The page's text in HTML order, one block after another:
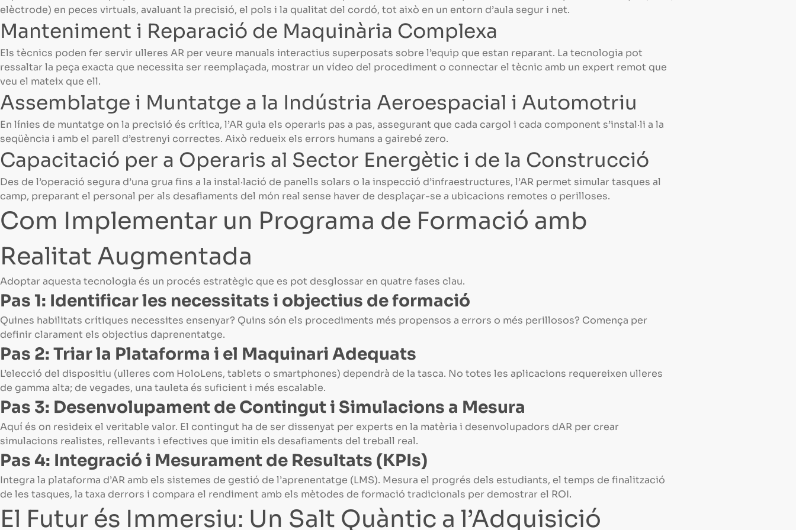
elèctrode) en peces virtuals, avaluant la precisió, el pols i la qualitat del cordó, tot això en un entorn d’aula segur i net.
Manteniment i Reparació de Maquinària Complexa
Els tècnics poden fer servir ulleres AR per veure manuals interactius superposats sobre l’equip que estan reparant. La tecnologia pot
ressaltar la peça exacta que necessita ser reemplaçada, mostrar un vídeo del procediment o connectar el tècnic amb un expert remot que
veu el mateix que ell.
Assemblatge i Muntatge a la Indústria Aeroespacial i Automotriu
En línies de muntatge on la precisió és crítica, l’AR guia els operaris pas a pas, assegurant que cada cargol i cada component s’instal·li a la
seqüència i amb el parell d’estrenyi correctes. Això redueix els errors humans a gairebé zero.
Capacitació per a Operaris al Sector Energètic i de la Construcció
Des de l’operació segura d’una grua fins a la instal·lació de panells solars o la inspecció d’infraestructures, l’AR permet simular tasques al
camp, preparant el personal per als desafiaments del món real sense haver de desplaçar-se a ubicacions remotes o perilloses.
Com Implementar un Programa de Formació amb
Realitat Augmentada
Adoptar aquesta tecnologia és un procés estratègic que es pot desglossar en quatre fases clau.
Pas 1: Identificar les necessitats i objectius de formació
Quines habilitats crítiques necessites ensenyar? Quins són els procediments més propensos a errors o més perillosos? Comença per
definir clarament els objectius daprenentatge.
Pas 2: Triar la Plataforma i el Maquinari Adequats
L’elecció del dispositiu (ulleres com HoloLens, tablets o smartphones) dependrà de la tasca. No totes les aplicacions requereixen ulleres
de gamma alta; de vegades, una tauleta és suficient i més escalable.
Pas 3: Desenvolupament de Contingut i Simulacions a Mesura
Aquí és on resideix el veritable valor. El contingut ha de ser dissenyat per experts en la matèria i desenvolupadors dAR per crear
simulacions realistes, rellevants i efectives que imitin els desafiaments del treball real.
Pas 4: Integració i Mesurament de Resultats (KPIs)
Integra la plataforma d’AR amb els sistemes de gestió de l’aprenentatge (LMS). Mesura el progrés dels estudiants, el temps de finalització
de les tasques, la taxa derrors i compara el rendiment amb els mètodes de formació tradicionals per demostrar el ROI.
El Futur és Immersiu: Un Salt Quàntic a l’Adquisició